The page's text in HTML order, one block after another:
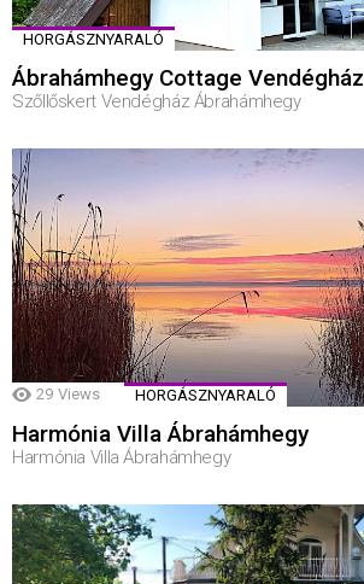
HORGÁSZNYARALÓ
Ábrahámhegy Cottage Vendégház
Szőllőskert Vendégház Ábrahámhegy
29 Views HORGÁSZNYARALÓ
Harmónia Villa Ábrahámhegy
Harmónia Villa Ábrahámhegy